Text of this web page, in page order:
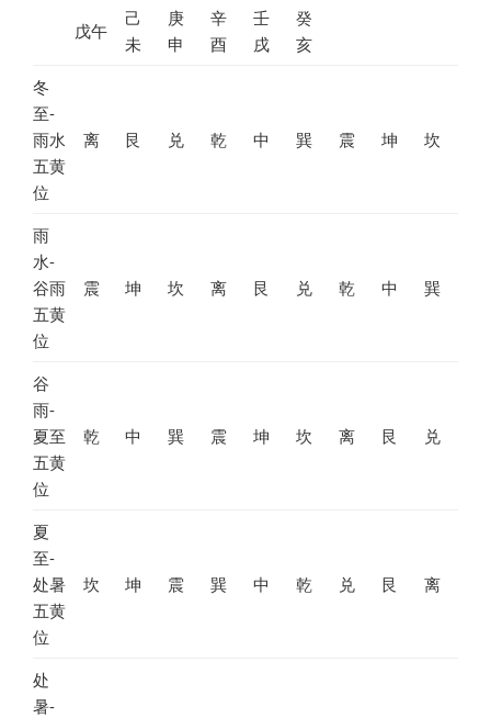
戊午
己
未
庚
申
辛
酉
壬
戌
癸
亥
冬
至-
雨水
五黄
位
离 艮 兑 乾 中 巽 震 坤 坎
雨
水-
谷雨
五黄
位
震 坤 坎 离 艮 兑 乾 中 巽
谷
雨-
夏至
五黄
位
乾 中 巽 震 坤 坎 离 艮 兑
夏
至-
处暑
五黄
位
坎 坤 震 巽 中 乾 兑 艮 离
处
暑-